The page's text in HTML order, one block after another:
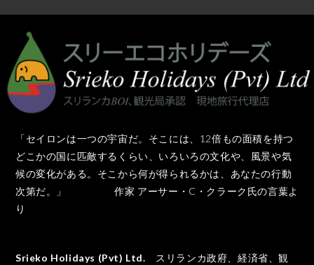
「セイロンは一つの宇宙だ。そこには、12倍もの面積を持つ
どこかの国に匹敵するくらい、いろいろの文化や、風景や気
候の変化がある。そこから何が得られるかは、あなたの行動
次第だ。」 作家 アーサー・C・クラーク氏の言葉よ
り
Srieko Holidays (Pvt) Ltd. スリランカ政府、経済省、観